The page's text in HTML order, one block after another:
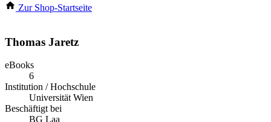
Zur Shop-Startseite
Thomas Jaretz
eBooks
6
Institution / Hochschule
Universität Wien
Beschäftigt bei
BG Laa